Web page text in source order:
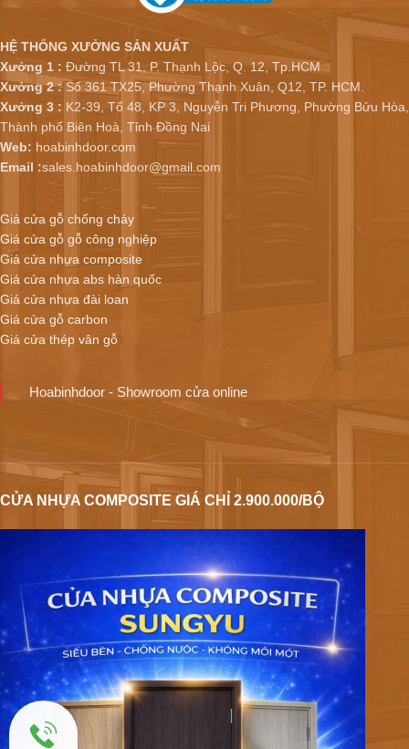
HỆ THỐNG XƯỞNG SẢN XUẤT
Xưởng 1 : Đường TL 31, P. Thạnh Lộc, Q. 12, Tp.HCM
Xưởng 2 :Số 361 TX25, Phường Thạnh Xuân, Q12, TP. HCM.
Xưởng 3 : K2-39, Tổ 48, KP 3, Nguyễn Tri Phương, Phường Bửu Hòa,
Thành phố Biên Hoà, Tỉnh Đồng Nai
Web: hoabinhdoor.com
Email :sales.hoabinhdoor@gmail.com
Giá cửa gỗ chống cháy
Giá cửa gỗ gỗ công nghiệp
Giá cửa nhựa composite
Giá cửa nhựa abs hàn quốc
Giá cửa nhựa đài loan
Giá cửa gỗ carbon
Giá cửa thép vân gỗ
Hoabinhdoor - Showroom cửa online
CỬA NHỰA COMPOSITE GIÁ CHỈ 2.900.000/BỘ